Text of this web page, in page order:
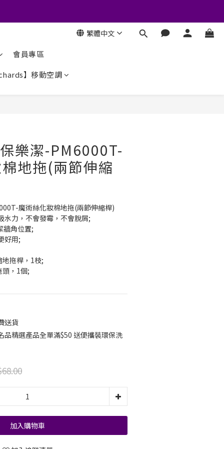
繁體中文
會員專區
】移動空調
樂潔-PM6000T-
地拖(兩節伸縮
魔術絲化妝棉地拖(兩節伸縮桿)
水力，不會發霉，不會脫屑;
牆角位置;
好用;
拖桿，1枝;
頭，1個;
送貨
品精選產品全單滿$50 送便攜裝環保洗
加入購物車